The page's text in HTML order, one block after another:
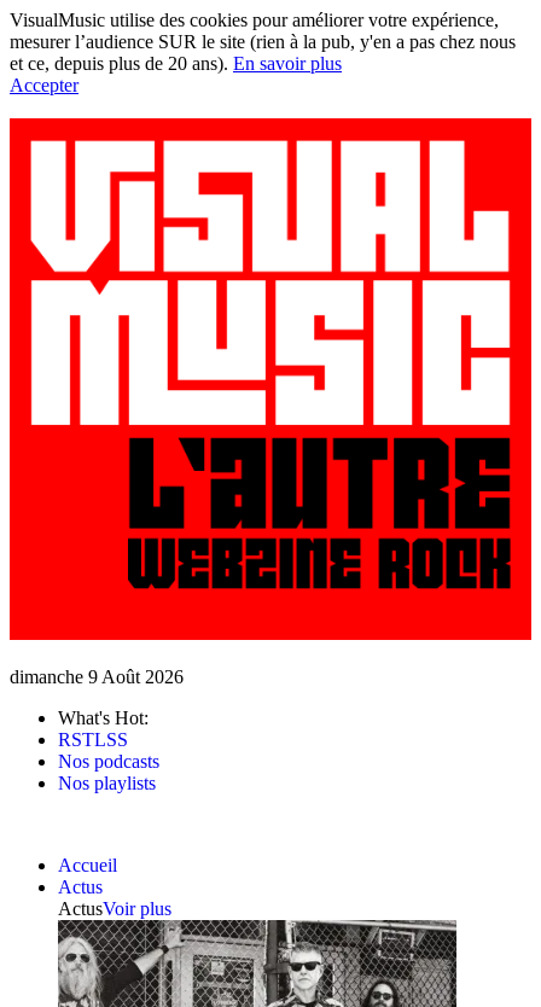
VisualMusic utilise des cookies pour améliorer votre expérience,
mesurer l’audience SUR le site (rien à la pub, y'en a pas chez nous
et ce, depuis plus de 20 ans). En savoir plus
Accepter
dimanche 9 Août 2026
What's Hot:
RSTLSS
Nos podcasts
Nos playlists
Accueil
Actus
ActusVoir plus